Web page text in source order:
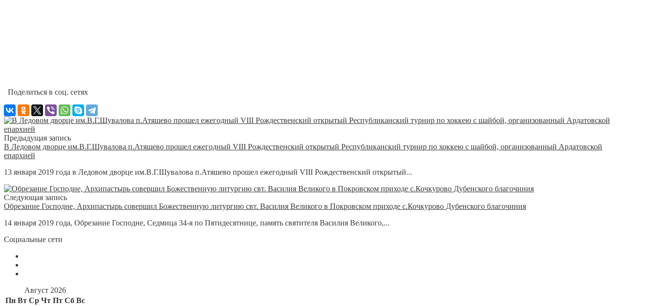
Поделиться в соц. сетях
Предыдущая запись
В Ледовом дворце им.В.Г.Шувалова п.Атяшево прошел ежегодный VIII Рождественский открытый Республиканский турнир по хоккею с шайбой, организованный Ардатовской
епархией
13 января 2019 года в Ледовом дворце им.В.Г.Шувалова п.Атяшево прошел ежегодный VIII Рождественский открытый...
Следующая запись
Обрезание Господне, Архипастырь совершил Божественную литургию свт. Василия Великого в Покровском приходе с.Кочкурово Дубенского благочиния
14 января 2019 года, Обрезание Господне, Седмица 34-я по Пятидесятнице, память святителя Василия Великого,...
Социальные сети
Август 2026
Пн Вт Ср Чт Пт Сб Вс